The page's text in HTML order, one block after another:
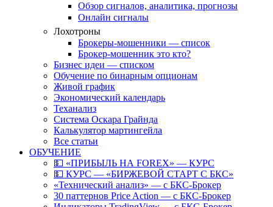
Обзор сигналов, аналитика, прогнозы
Онлайн сигналы
Лохотроны
Брокеры-мошенники — список
Брокер-мошенник это кто?
Бизнес идеи — списком
Обучение по бинарным опционам
Живой график
Экономический календарь
Теханализ
Система Оскара Грайнда
Калькулятор мартингейла
Все статьи
ОБУЧЕНИЕ
💵 «ПРИБЫЛЬ НА FOREX» — КУРС
💵 КУРС — «БИРЖЕВОЙ СТАРТ С БКС»
«Технический анализ» — с БКС-Брокер
30 паттернов Price Action — с БКС-Брокер